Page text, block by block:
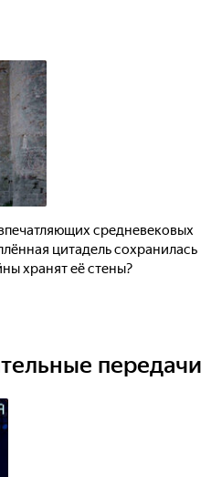
средневековых
цитадель сохранилась
хранят её стены?
передачи